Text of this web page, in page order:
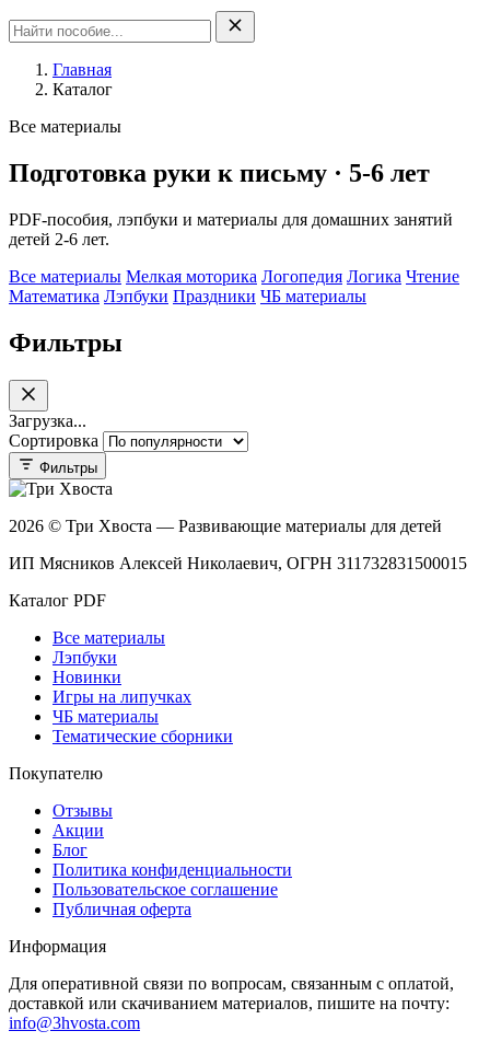
Главная
Каталог
Все материалы
Подготовка руки к письму · 5-6 лет
PDF-пособия, лэпбуки и материалы для домашних занятий
детей 2-6 лет.
Все материалы Мелкая моторика Логопедия Логика Чтение
Математика Лэпбуки Праздники ЧБ материалы
Фильтры
Загрузка...
Сортировка
Фильтры
2026 © Три Хвоста — Развивающие материалы для детей
ИП Мясников Алексей Николаевич, ОГРН 311732831500015
Каталог PDF
Все материалы
Лэпбуки
Новинки
Игры на липучках
ЧБ материалы
Тематические сборники
Покупателю
Отзывы
Акции
Блог
Политика конфиденциальности
Пользовательское соглашение
Публичная оферта
Информация
Для оперативной связи по вопросам, связанным с оплатой,
доставкой или скачиванием материалов, пишите на почту:
info@3hvosta.com